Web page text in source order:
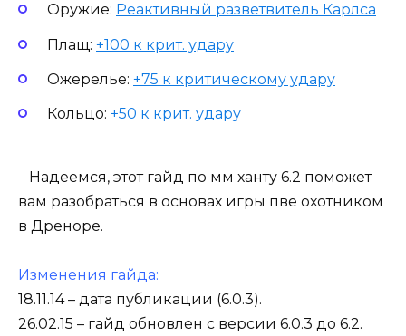
Оружие: Реактивный разветвитель Карлса
Плащ: +100 к крит. удару
Ожерелье: +75 к критическому удару
Кольцо: +50 к крит. удару
Надеемся, этот гайд по мм ханту 6.2 поможет
вам разобраться в основах игры пве охотником
в Дреноре.
Изменения гайда:
18.11.14 – дата публикации (6.0.3).
26.02.15 – гайд обновлен с версии 6.0.3 до 6.2.